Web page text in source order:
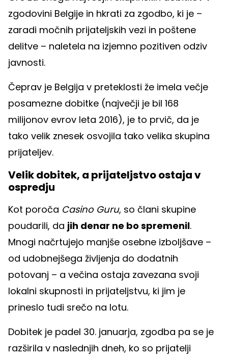
zgodovini Belgije in hkrati za zgodbo, ki je –
zaradi močnih prijateljskih vezi in poštene
delitve – naletela na izjemno pozitiven odziv
javnosti.
Čeprav je Belgija v preteklosti že imela večje
posamezne dobitke (največji je bil 168
milijonov evrov leta 2016), je to prvič, da je
tako velik znesek osvojila tako velika skupina
prijateljev.
Velik dobitek, a prijateljstvo ostaja v
ospredju
Kot poroča Casino Guru, so člani skupine
poudarili, da jih denar ne bo spremenil.
Mnogi načrtujejo manjše osebne izboljšave –
od udobnejšega življenja do dodatnih
potovanj – a večina ostaja zavezana svoji
lokalni skupnosti in prijateljstvu, ki jim je
prineslo tudi srečo na lotu.
Dobitek je padel 30. januarja, zgodba pa se je
razširila v naslednjih dneh, ko so prijatelji